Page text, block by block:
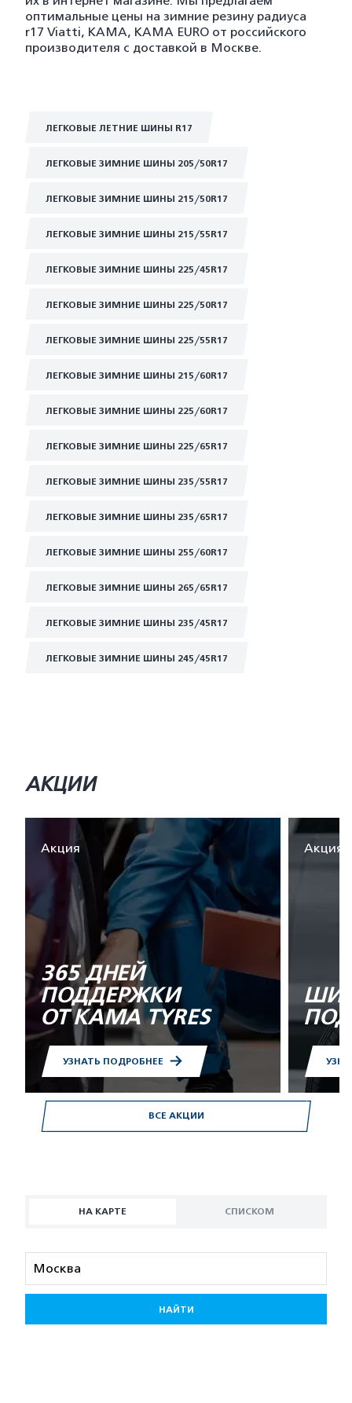
оптимальные цены на зимние резину радиуса
r17 Viatti, KAMA, KAMA EURO от российского
производителя с доставкой в Москве.
ЛЕГКОВЫЕ ЛЕТНИЕ ШИНЫ R17
ЛЕГКОВЫЕ ЗИМНИЕ ШИНЫ 205/50R17
ЛЕГКОВЫЕ ЗИМНИЕ ШИНЫ 215/50R17
ЛЕГКОВЫЕ ЗИМНИЕ ШИНЫ 215/55R17
ЛЕГКОВЫЕ ЗИМНИЕ ШИНЫ 225/45R17
ЛЕГКОВЫЕ ЗИМНИЕ ШИНЫ 225/50R17
ЛЕГКОВЫЕ ЗИМНИЕ ШИНЫ 225/55R17
ЛЕГКОВЫЕ ЗИМНИЕ ШИНЫ 215/60R17
ЛЕГКОВЫЕ ЗИМНИЕ ШИНЫ 225/60R17
ЛЕГКОВЫЕ ЗИМНИЕ ШИНЫ 225/65R17
ЛЕГКОВЫЕ ЗИМНИЕ ШИНЫ 235/55R17
ЛЕГКОВЫЕ ЗИМНИЕ ШИНЫ 235/65R17
ЛЕГКОВЫЕ ЗИМНИЕ ШИНЫ 255/60R17
ЛЕГКОВЫЕ ЗИМНИЕ ШИНЫ 265/65R17
ЛЕГКОВЫЕ ЗИМНИЕ ШИНЫ 235/45R17
ЛЕГКОВЫЕ ЗИМНИЕ ШИНЫ 245/45R17
ВСЕ АКЦИИ
АКЦИИ
Акция
365 ДНЕЙ
ПОДДЕРЖКИ
ОТ KAMA TYRES
УЗНАТЬ ПОДРОБНЕЕ
Акция
НА КАРТЕ СПИСКОМ
НАЙТИ